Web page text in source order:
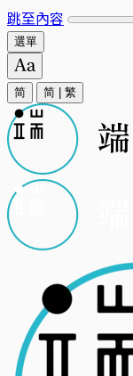
跳至內容
選單
简 简 繁